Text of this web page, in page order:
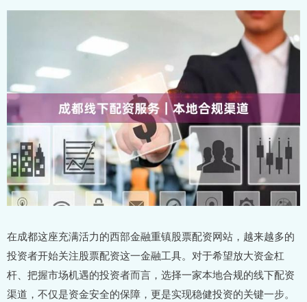
在成都这座充满活力的西部金融重镇股票配资网站，越来越多的
投资者开始关注股票配资这一金融工具。对于希望放大资金杠
杆、把握市场机遇的投资者而言，选择一家本地合规的线下配资
渠道，不仅是资金安全的保障，更是实现稳健投资的关键一步。